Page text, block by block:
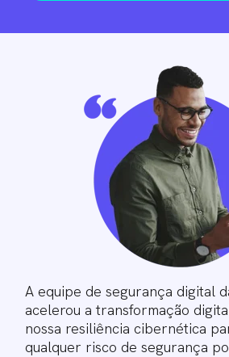
A equipe de segurança digital
acelerou a transformação
nossa resiliência cibernética
qualquer risco de segurança